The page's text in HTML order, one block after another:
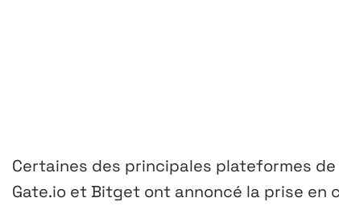
Certaines des principales plateformes
Gate.io et Bitget ont annoncé la prise en